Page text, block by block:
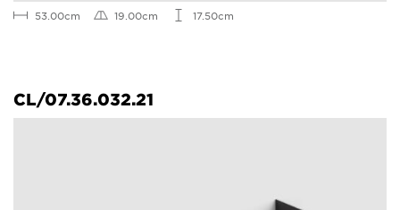
53.00cm 19.00cm 17.50cm
CL/07.36.032.21